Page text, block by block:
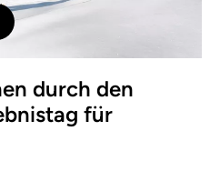
durch den
für